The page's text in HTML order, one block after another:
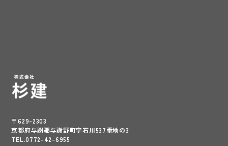
〒629-2303
京都府与謝郡与謝野町字石川537番地の3
TEL.0772-42-6955